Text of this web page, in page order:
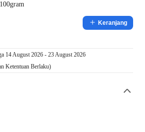
Keranjang
14 August 2026 - 23 August 2026
Ketentuan Berlaku)